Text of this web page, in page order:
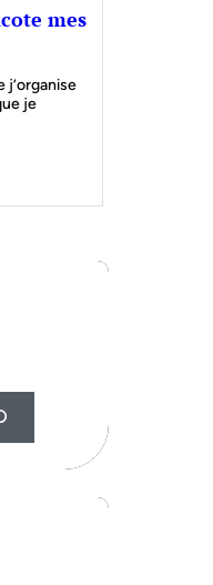
mes
j’organise
je